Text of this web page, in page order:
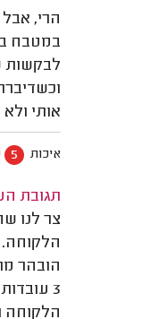
הרי,
במטבח
לבקשות
אותי
איכות 5
תגובת
צר לנו
הלקוחה.
הובהר
הלקוחה